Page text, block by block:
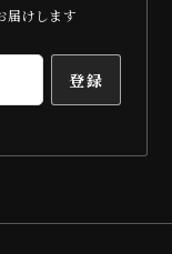
届けします
登録